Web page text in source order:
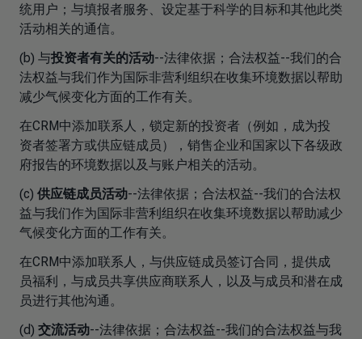
统用户；与填报者服务、设定基于科学的目标和其他此类
活动相关的通信。
(b) 与投资者有关的活动--法律依据；合法权益--我们的合
法权益与我们作为国际非营利组织在收集环境数据以帮助
减少气候变化方面的工作有关。
在CRM中添加联系人，锁定新的投资者（例如，成为投
资者签署方或供应链成员），销售企业和国家以下各级政
府报告的环境数据以及与账户相关的活动。
(c) 供应链成员活动--法律依据；合法权益--我们的合法权
益与我们作为国际非营利组织在收集环境数据以帮助减少
气候变化方面的工作有关。
在CRM中添加联系人，与供应链成员签订合同，提供成
员福利，与成员共享供应商联系人，以及与成员和潜在成
员进行其他沟通。
(d) 交流活动--法律依据；合法权益--我们的合法权益与我